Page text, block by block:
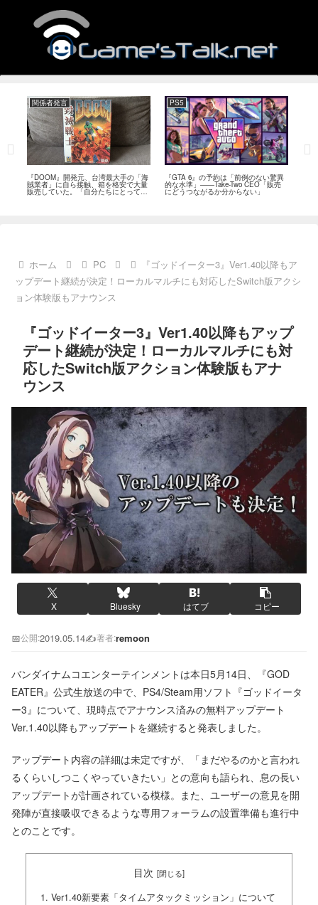
関係者発言
『DOOM』開発元、台湾最大手の「海
賊業者」に自ら接触、箱を格安で大量
販売していた。「自分たちにとっては
流通だった」
PS5
『GTA 6』の予約は「前例のない驚異
的な水準」――Take-Two CEO「販売
にどうつながるか分からない」
ホーム PC
『ゴッドイーター3』Ver1.40以降もア
ップデート継続が決定！ローカルマルチにも対応したSwitch版アクシ
ョン体験版もアナウンス
『ゴッドイーター3』Ver1.40以降もアップ
デート継続が決定！ローカルマルチにも対
応したSwitch版アクション体験版もアナ
ウンス
X Bluesky はてブ コピー
📅公開:2019.05.14✍️著者:remoon
バンダイナムコエンターテインメントは本日5月14日、『GOD
EATER』公式生放送の中で、PS4/Steam用ソフト『ゴッドイータ
ー3』について、現時点でアナウンス済みの無料アップデート
Ver.1.40以降もアップデートを継続すると発表しました。
アップデート内容の詳細は未定ですが、「まだやるのかと言われ
るくらいしつこくやっていきたい」との意向も語られ、息の長い
アップデートが計画されている模様。また、ユーザーの意見を開
発陣が直接吸収できるような専用フォーラムの設置準備も進行中
とのことです。
目次
Ver1.40新要素「タイムアタックミッション」について